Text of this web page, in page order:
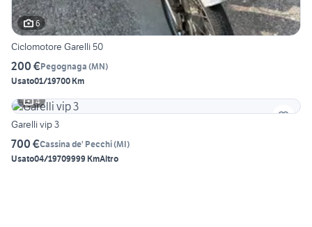
6
Ciclomotore Garelli 50
200 €Pegognaga (MN)
Usato01/19700 Km
4
Garelli vip 3
700 €Cassina de' Pecchi(MI)
Usato04/19709999 KmAltro